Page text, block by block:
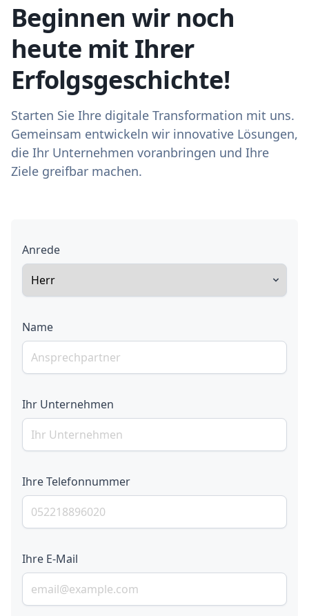
Beginnen wir noch
heute mit Ihrer
Erfolgsgeschichte!
Starten Sie Ihre digitale Transformation mit uns.
Gemeinsam entwickeln wir innovative Lösungen,
die Ihr Unternehmen voranbringen und Ihre
Ziele greifbar machen.
Anrede
Name
Ihr Unternehmen
Ihre Telefonnummer
Ihre E-Mail